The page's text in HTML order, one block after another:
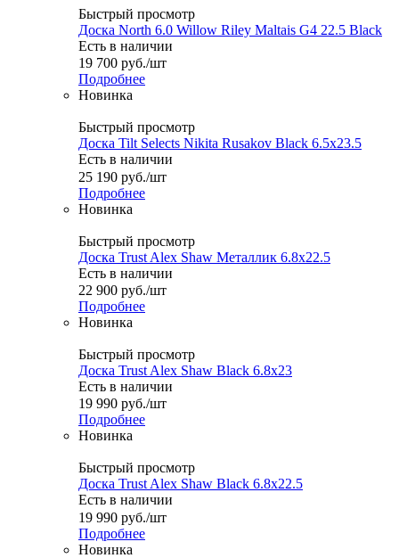
Быстрый просмотр
Доска North 6.0 Willow Riley Maltais G4 22.5 Black
Есть в наличии
19 700 руб./шт
Подробнее
Новинка
Быстрый просмотр
Доска Tilt Selects Nikita Rusakov Black 6.5x23.5
Есть в наличии
25 190 руб./шт
Подробнее
Новинка
Быстрый просмотр
Доска Trust Alex Shaw Металлик 6.8x22.5
Есть в наличии
22 900 руб./шт
Подробнее
Новинка
Быстрый просмотр
Доска Trust Alex Shaw Black 6.8x23
Есть в наличии
19 990 руб./шт
Подробнее
Новинка
Быстрый просмотр
Доска Trust Alex Shaw Black 6.8x22.5
Есть в наличии
19 990 руб./шт
Подробнее
Новинка